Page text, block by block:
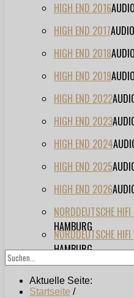
HIGH END 2016
HIGH END 2017
HIGH END 2018
HIGH END 2019
HIGH END 2022
HIGH END 2023
HIGH END 2024
HIGH END 2025
HIGH END 2026
NORDDEUTSCHE
HAMBURG
NORDDEUTSCHE
HAMBURG
Aktuelle Seite:
Startseite /